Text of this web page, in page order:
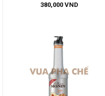
380,000 VND